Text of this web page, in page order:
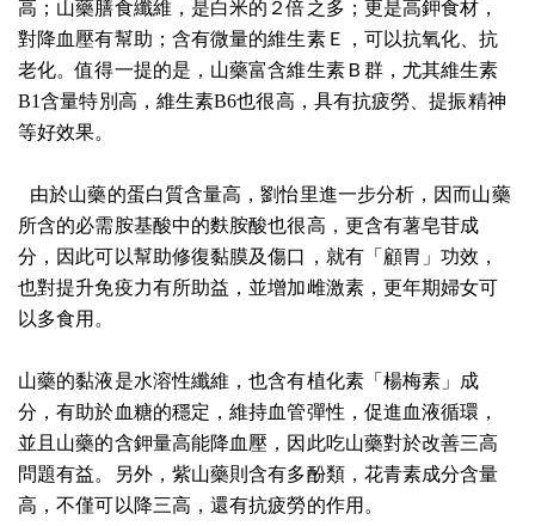
高；山藥膳食纖維，是白米的２倍之多；更是高鉀食材，
對降血壓有幫助；含有微量的維生素Ｅ，可以抗氧化、抗
老化。值得一提的是，山藥富含維生素Ｂ群，尤其維生素
B1含量特別高，維生素B6也很高，具有抗疲勞、提振精神
等好效果。
由於山藥的蛋白質含量高，劉怡里進一步分析，因而山藥
所含的必需胺基酸中的麩胺酸也很高，更含有薯皂苷成
分，因此可以幫助修復黏膜及傷口，就有「顧胃」功效，
也對提升免疫力有所助益，並增加雌激素，更年期婦女可
以多食用。
山藥的黏液是水溶性纖維，也含有植化素「楊梅素」成
分，有助於血糖的穩定，維持血管彈性，促進血液循環，
並且山藥的含鉀量高能降血壓，因此吃山藥對於改善三高
問題有益。另外，紫山藥則含有多酚類，花青素成分含量
高，不僅可以降三高，還有抗疲勞的作用。